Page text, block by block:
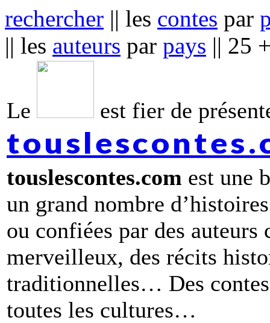
rechercher || les contes par
|| les auteurs par pays || 25
Le est fier de
touslescontes.com est une
un grand nombre
ou confiées par des
merveilleux, des récits
traditionnelles… Des
toutes les cultures